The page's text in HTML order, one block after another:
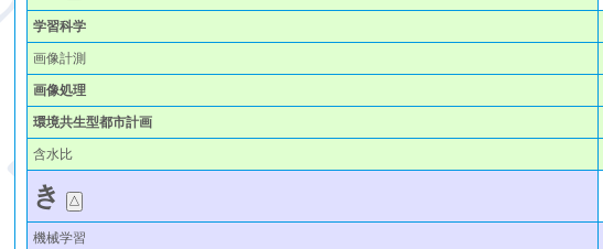
学習科学
画像計測
画像処理
環境共生型都市計画
含水比
き
機械学習